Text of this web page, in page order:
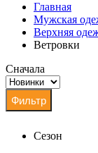
Главная
Мужская
Верхняя
Ветровки
Сначала
Сезон